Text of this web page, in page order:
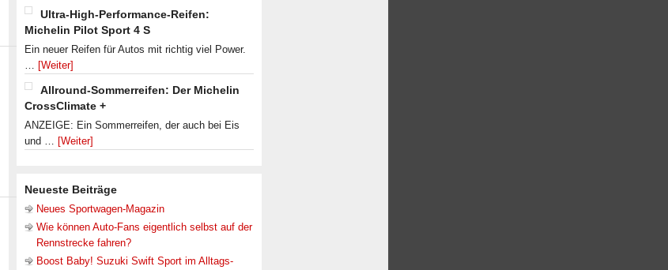
Ultra-High-Performance-Reifen:
Michelin Pilot Sport 4 S
Ein neuer Reifen für Autos mit richtig viel Power.
… [Weiter]
Allround-Sommerreifen: Der Michelin
CrossClimate +
ANZEIGE: Ein Sommerreifen, der auch bei Eis
und … [Weiter]
Neueste Beiträge
Neues Sportwagen-Magazin
Wie können Auto-Fans eigentlich selbst auf der
Rennstrecke fahren?
Boost Baby! Suzuki Swift Sport im Alltags-